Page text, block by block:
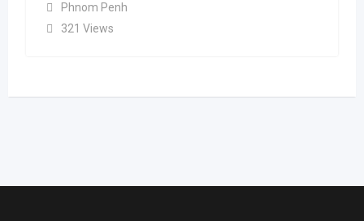
Phnom Penh
321 Views